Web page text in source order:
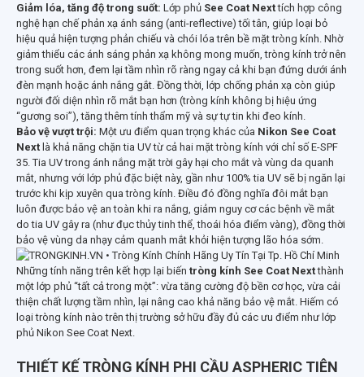
Giảm lóa, tăng độ trong suốt: Lớp phủ See Coat Nexttích hợp công
nghệ hạn chế phản xạ ánh sáng (anti-reflective) tối tân, giúp loại bỏ
hiệu quả hiện tượng phản chiếu và chói lóa trên bề mặt tròng kính. Nhờ
giảm thiểu các ánh sáng phản xạ không mong muốn, tròng kính trở nên
trong suốt hơn, đem lại tầm nhìn rõ ràng ngay cả khi bạn đứng dưới ánh
đèn mạnh hoặc ánh nắng gắt. Đồng thời, lớp chống phản xạ còn giúp
người đối diện nhìn rõ mắt bạn hơn (tròng kính không bị hiệu ứng
“gương soi”), tăng thêm tính thẩm mỹ và sự tự tin khi đeo kính.
Bảo vệ vượt trội: Một ưu điểm quan trọng khác của Nikon See Coat
Next là khả năng chặn tia UV từ cả hai mặt tròng kính với chỉ số E-SPF
35. Tia UV trong ánh nắng mặt trời gây hại cho mắt và vùng da quanh
mắt, nhưng với lớp phủ đặc biệt này, gần như 100% tia UV sẽ bị ngăn lại
trước khi kịp xuyên qua tròng kính. Điều đó đồng nghĩa đôi mắt bạn
luôn được bảo vệ an toàn khi ra nắng, giảm nguy cơ các bệnh về mắt
do tia UV gây ra (như đục thủy tinh thể, thoái hóa điểm vàng), đồng thời
bảo vệ vùng da nhạy cảm quanh mắt khỏi hiện tượng lão hóa sớm.
Những tính năng trên kết hợp lại biến tròng kính See Coat Nextthành
một lớp phủ “tất cả trong một”: vừa tăng cường độ bền cơ học, vừa cải
thiện chất lượng tầm nhìn, lại nâng cao khả năng bảo vệ mắt. Hiếm có
loại tròng kính nào trên thị trường sở hữu đầy đủ các ưu điểm như lớp
phủ Nikon See Coat Next.
THIẾT KẾ TRÒNG KÍNH PHI CẦU ASPHERIC TIÊN